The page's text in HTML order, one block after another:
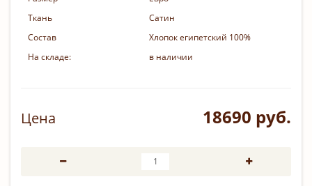
Ткань
Сатин
Состав
Хлопок египетский 100%
На складе:
в наличии
Цена 18690 руб.